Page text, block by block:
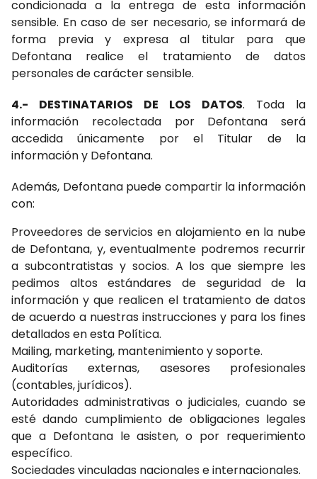
condicionada a la entrega de esta información
sensible. En caso de ser necesario, se informará de
forma previa y expresa al titular para que
Defontana realice el tratamiento de datos
personales de carácter sensible.
4.- DESTINATARIOS DE LOS DATOS. Toda la
información recolectada por Defontana será
accedida únicamente por el Titular de la
información y Defontana.
Además, Defontana puede compartir la información
con:
Proveedores de servicios en alojamiento en la nube
de Defontana, y, eventualmente podremos recurrir
a subcontratistas y socios. A los que siempre les
pedimos altos estándares de seguridad de la
información y que realicen el tratamiento de datos
de acuerdo a nuestras instrucciones y para los fines
detallados en esta Política.
Mailing, marketing, mantenimiento y soporte.
Auditorías externas, asesores profesionales
(contables, jurídicos).
Autoridades administrativas o judiciales, cuando se
esté dando cumplimiento de obligaciones legales
que a Defontana le asisten, o por requerimiento
específico.
Sociedades vinculadas nacionales e internacionales.